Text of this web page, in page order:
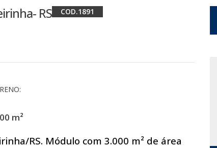
RS 1891
m²
RS. Módulo com 3.000 m² de área